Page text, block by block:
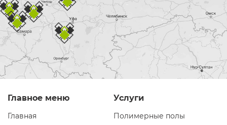
Главное меню
Главная
Услуги
Полимерные полы